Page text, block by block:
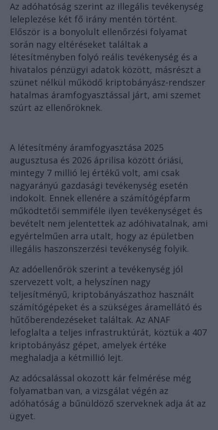
Az adóhatóság szerint az illegális tevékenység
leleplezése két fő irány mentén történt.
Először is a bonyolult ellenőrzési folyamat
során nagy eltéréseket találtak a
létesítményben folyó reális tevékenység és a
hivatalos pénzügyi adatok között, másrészt a
szünet nélkül működő kriptobányász-rendszer
hatalmas áramfogyasztással járt, ami szemet
szúrt az ellenőröknek.
A létesítmény áramfogyasztása 2025
augusztusa és 2026 áprilisa között óriási,
mintegy 7 millió lej értékű volt, ami csak
nagyarányú gazdasági tevékenység esetén
indokolt. Ennek ellenére a számítógépfarm
működtetői semmiféle ilyen tevékenységet és
bevételt nem jelentettek az adóhivatalnak, ami
egyértelműen arra utalt, hogy az épületben
illegális haszonszerzési tevékenység folyik.
Az adóellenőrök szerint a tevékenység jól
szervezett volt, a helyszínen nagy
teljesítményű, kriptobányászathoz használt
számítógépeket és a szükséges áramellátó és
hűtőberendezéseket találtak. Az ANAF
lefoglalta a teljes infrastruktúrát, köztük a 407
kriptobányász gépet, amelyek értéke
meghaladja a kétmillió lejt.
Az adócsalással okozott kár felmérése még
folyamatban van, a vizsgálat végén az
adóhatóság a bűnüldöző szerveknek adja át az
ügyet.